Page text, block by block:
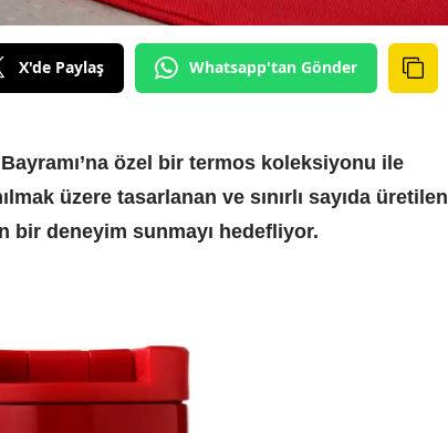
X'de Paylaş Whatsapp'tan Gönder
özel bir termos koleksiyonu ile
üzere tasarlanan ve sınırlı sayıda üretilen
bir deneyim sunmayı hedefliyor.